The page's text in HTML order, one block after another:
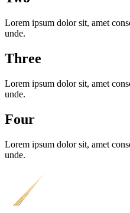
Lorem ipsum dolor sit, amet
unde.
Three
Lorem ipsum dolor sit, amet
unde.
Four
Lorem ipsum dolor sit, amet
unde.